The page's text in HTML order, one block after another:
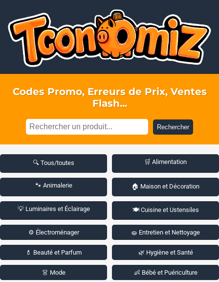
Codes Promo, Erreurs de Prix, Ventes
Flash...
Rechercher
🔍 Tous/toutes 🛒 Alimentation
🐾 Animalerie 🏠 Maison et Décoration
💡 Luminaires et Éclairage 🍽️ Cuisine et Ustensiles
⚙️ Électroménager 🧽 Entretien et Nettoyage
💄 Beauté et Parfum 🌿 Hygiène et Santé
👗 Mode 👶 Bébé et Puériculture